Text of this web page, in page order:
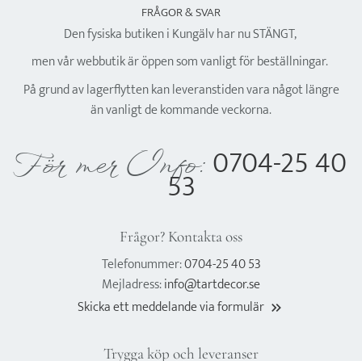
FRÅGOR & SVAR
Den fysiska butiken i Kungälv har nu STÄNGT,
men vår webbutik är öppen som vanligt för beställningar.
På grund av lagerflytten kan leveranstiden vara något längre
än vanligt de kommande veckorna.
För mer Info: 0704-25 40
53
Frågor? Kontakta oss
Telefonummer:0704-25 40 53
Mejladress:info@tartdecor.se
Skicka ett meddelande via formulär keyboard_double_arrow_right
Trygga köp och leveranser